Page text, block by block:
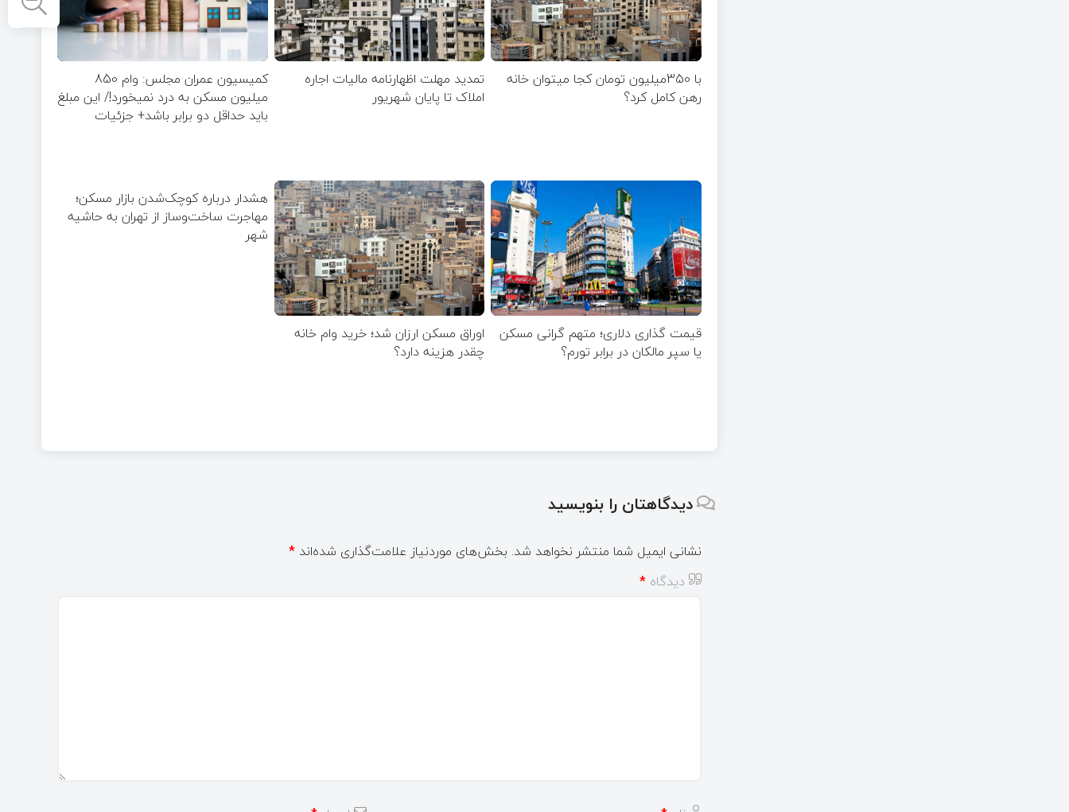
با 350میلیون تومان کجا میتوان خانه
رهن کامل کرد؟
تمدید مهلت اظهارنامه مالیات اجاره
املاک تا پایان شهریور
کمیسیون عمران مجلس: وام 850
میلیون مسکن به درد نمیخورد!/ این مبلغ
باید حداقل دو برابر باشد+ جزئیات
قیمت گذاری دلاری؛ متهم گرانی مسکن
یا سپر مالکان در برابر تورم؟
اوراق مسکن ارزان شد؛ خرید وام خانه
چقدر هزینه دارد؟
هشدار درباره کوچک‌شدن بازار مسکن؛
مهاجرت ساخت‌وساز از تهران به حاشیه‌
شهر
دیدگاهتان را بنویسید
نشانی ایمیل شما منتشر نخواهد شد. بخش‌های موردنیاز علامت‌گذاری شده‌اند *
دیدگاه *